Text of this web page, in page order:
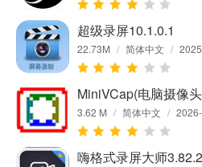
超级录屏10.1.0.1
22.73M / 简体中文 /
MiniVCap(电脑摄像
3.62 M / 简体中文 /
嗨格式录屏大师